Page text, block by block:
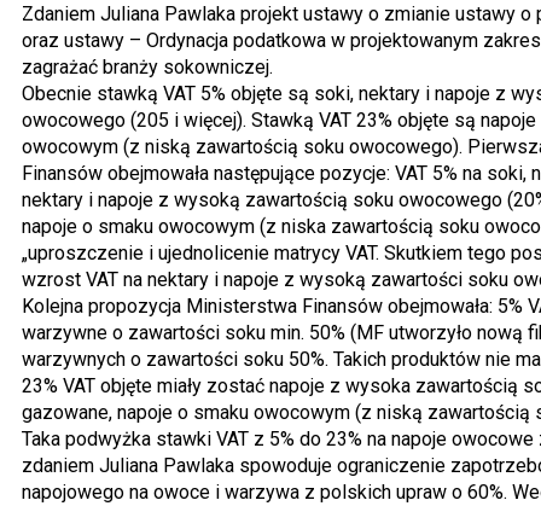
Zdaniem Juliana Pawlaka projekt ustawy o zmianie ustawy o
oraz ustawy – Ordynacja podatkowa w projektowanym
zagrażać branży sokowniczej.
Obecnie stawką VAT 5% objęte są soki, nektary i napoje z
owocowego (205 i więcej). Stawką VAT 23% objęte są
owocowym (z niską zawartością soku owocowego).
Finansów obejmowała następujące pozycje: VAT 5% na soki,
nektary i napoje z wysoką zawartością soku owocowego
napoje o smaku owocowym (z niska zawartością soku
„uproszczenie i ujednolicenie matrycy VAT. Skutkiem tego
wzrost VAT na nektary i napoje z wysoką zawartości soku
Kolejna propozycja Ministerstwa Finansów obejmowała: 5%
warzywne o zawartości soku min. 50% (MF utworzyło nową
warzywnych o zawartości soku 50%. Takich produktów nie
23% VAT objęte miały zostać napoje z wysoka zawartością
gazowane, napoje o smaku owocowym (z niską zawartością
Taka podwyżka stawki VAT z 5% do 23% na napoje
zdaniem Juliana Pawlaka spowoduje ograniczenie
napojowego na owoce i warzywa z polskich upraw o 60%.